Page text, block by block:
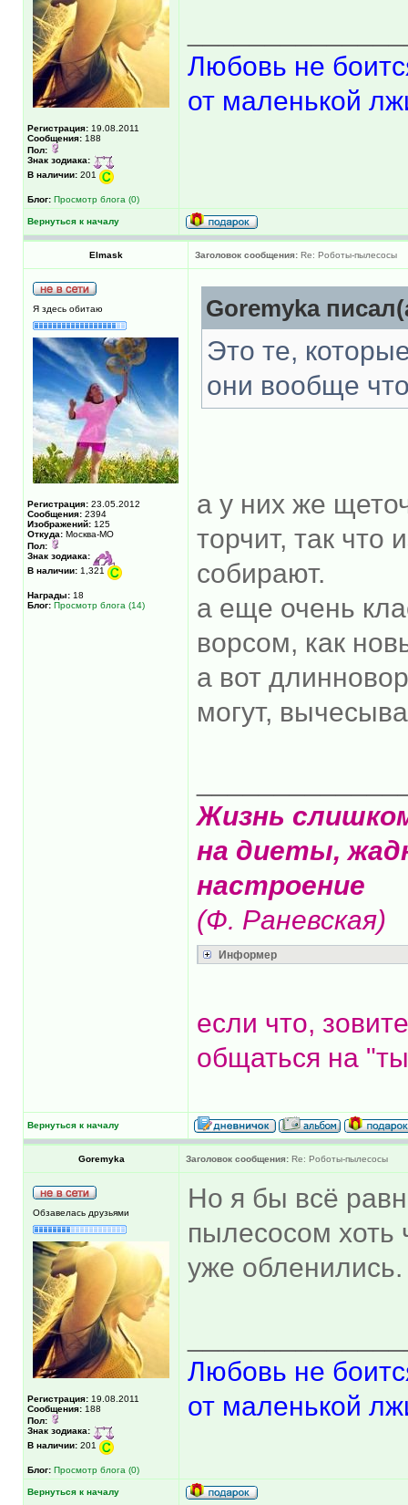
Регистрация: 19.08.2011
Сообщения: 188
Пол:
Знак зодиака:
В наличии: 201
Блог: Просмотр блога (0)
Любовь не
от маленькой
Вернуться к началу
Elmask Заголовок сообщения: Re: Роботы-пылесосы
Я здесь обитаю
Регистрация: 23.05.2012
Сообщения: 2394
Изображений: 125
Откуда: Москва-МО
Пол:
Знак зодиака:
В наличии: 1,321
Награды: 18
Блог: Просмотр блога (14)
Goremyka
Это те,
они вообще
а у них же
торчит, так что
собирают.
а еще очень
ворсом, как
а вот
могут,
Жизнь
на диеты,
настроение
(Ф. Раневская)
Информер
если что,
общаться на
Вернуться к началу
Goremyka Заголовок сообщения: Re: Роботы-пылесосы
Обзавелась друзьями
Регистрация: 19.08.2011
Сообщения: 188
Пол:
Знак зодиака:
В наличии: 201
Блог: Просмотр блога (0)
Но я бы всё
пылесосом хоть
уже обленились.
Любовь не
от маленькой
Вернуться к началу